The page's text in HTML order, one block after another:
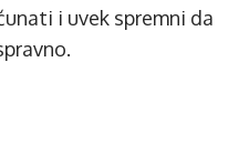
i uvek spremni da